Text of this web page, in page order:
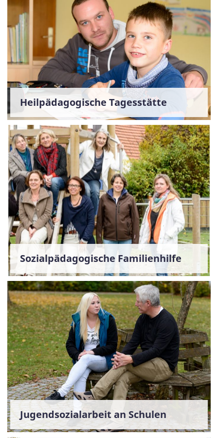
Heilpädagogische Tagesstätte
Sozialpädagogische Familienhilfe
Jugendsozialarbeit an Schulen